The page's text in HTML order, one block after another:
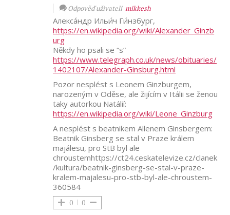
Odpověď uživateli mikkesh
Алекса́ндр Ильи́ч Ги́нзбург,
https://en.wikipedia.org/wiki/Alexander_Ginzb
urg
Někdy ho psali se “s”
https://www.telegraph.co.uk/news/obituaries/
1402107/Alexander-Ginsburg.html
Pozor nesplést s Leonem Ginzburgem,
narozeným v Oděse, ale žijícím v Itálii se ženou
taky autorkou Natálií:
https://en.wikipedia.org/wiki/Leone_Ginzburg
A nesplést s beatnikem Allenem Ginsbergem:
Beatnik Ginsberg se stal v Praze králem
majálesu, pro StB byl ale
chroustemhttps://ct24.ceskatelevize.cz/clanek
/kultura/beatnik-ginsberg-se-stal-v-praze-
kralem-majalesu-pro-stb-byl-ale-chroustem-
360584
0 0